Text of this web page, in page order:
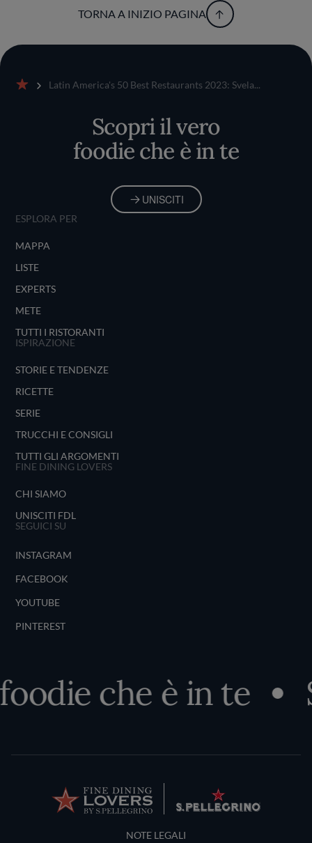
TORNA A INIZIO PAGINA
Latin America's 50 Best Restaurants 2023: Svela...
Scopri il vero
foodie che è in te
UNISCITI
ESPLORA PER
MAPPA
LISTE
EXPERTS
METE
TUTTI I RISTORANTI
ISPIRAZIONE
STORIE E TENDENZE
RICETTE
SERIE
TRUCCHI E CONSIGLI
TUTTI GLI ARGOMENTI
FINE DINING LOVERS
CHI SIAMO
UNISCITI FDL
SEGUICI SU
INSTAGRAM
FACEBOOK
YOUTUBE
PINTEREST
che è in te
Terms and Conditions
NOTE LEGALI